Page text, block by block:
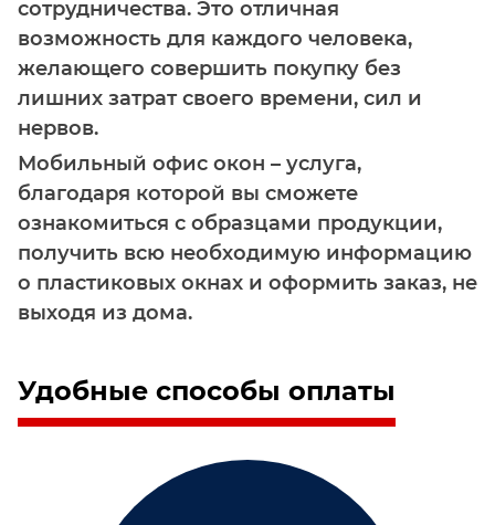
сотрудничества. Это отличная
возможность для каждого человека,
желающего совершить покупку без
лишних затрат своего времени, сил и
нервов.
Мобильный офис окон – услуга,
благодаря которой вы сможете
ознакомиться с образцами продукции,
получить всю необходимую информацию
о пластиковых окнах и оформить заказ, не
выходя из дома.
Удобные способы оплаты